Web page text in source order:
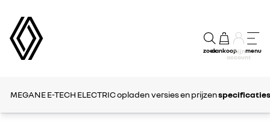
zoekaankoopmijn
account
menu
MEGANE E-TECH ELECTRICopladen versies en prijzenspecificaties